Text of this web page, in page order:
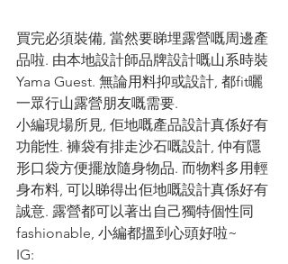
買完必須裝備, 當然要睇埋露營嘅周邊產
品啦. 由本地設計師品牌設計嘅山系時裝
Yama Guest. 無論用料抑或設計, 都fit曬
一眾行山露營朋友嘅需要.
小編現場所見, 佢地嘅產品設計真係好有
功能性. 褲袋有排走沙石嘅設計, 仲有隱
形口袋方便擺放隨身物品. 而物料多用輕
身布料, 可以睇得出佢地嘅設計真係好有
誠意. 露營都可以著出自己獨特個性同
fashionable, 小編都搵到心頭好啦~
IG: